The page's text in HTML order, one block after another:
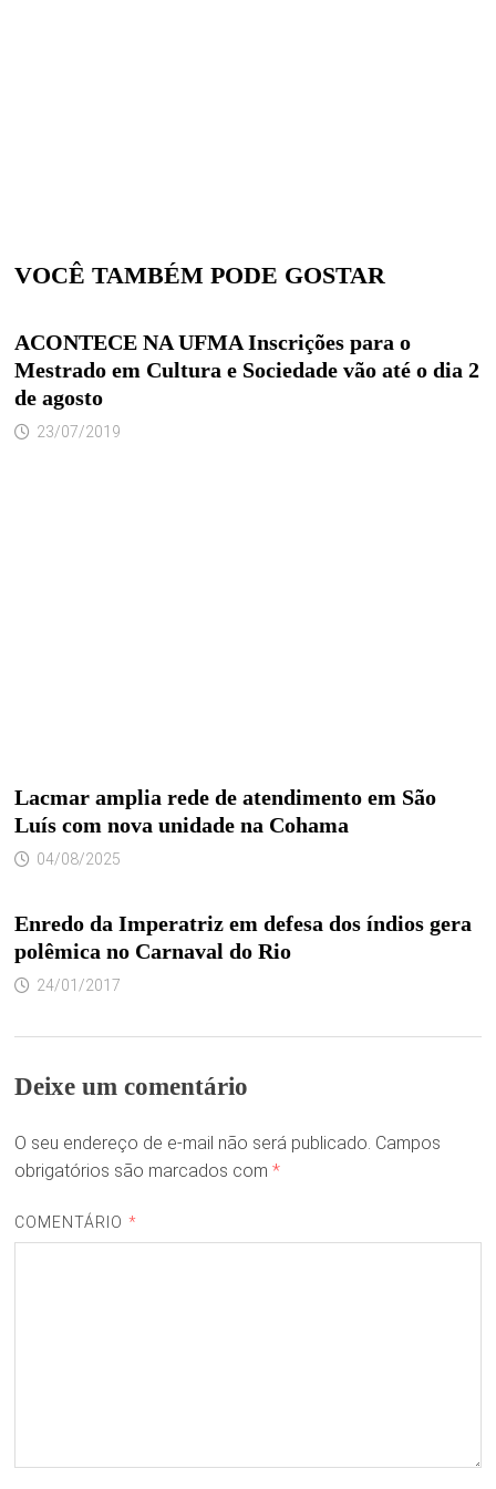
VOCÊ TAMBÉM PODE GOSTAR
ACONTECE NA UFMA Inscrições para o
Mestrado em Cultura e Sociedade vão até o dia 2
de agosto
23/07/2019
Lacmar amplia rede de atendimento em São
Luís com nova unidade na Cohama
04/08/2025
Enredo da Imperatriz em defesa dos índios gera
polêmica no Carnaval do Rio
24/01/2017
Deixe um comentário
O seu endereço de e-mail não será publicado. Campos
obrigatórios são marcados com *
COMENTÁRIO *